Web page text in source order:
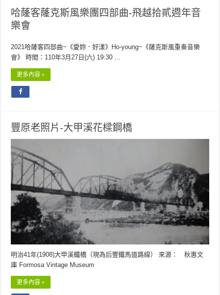
哈蕯客蕯克斯風樂團四部曲-飛越拾貳週年音
樂會
2021哈薩客四部曲~《愛妳．好漾》Ho-young~《薩克斯風重奏音樂
會》 時間：110年3月27日(六) 19:30 …
更多內容 »
豐原老照片-大甲溪花樑鋼橋
明治41年(1908)大甲溪鐵橋（現為后豐鐵馬道路線） 來源： 秋惠文
庫 Formosa Vintage Museum
更多內容 »